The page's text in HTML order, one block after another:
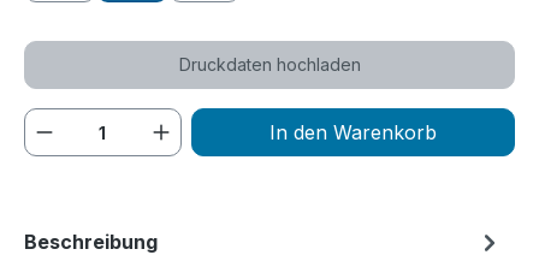
Druckdaten hochladen
Produkt Anzahl: Gib den gewünschten
In den Warenkorb
Beschreibung